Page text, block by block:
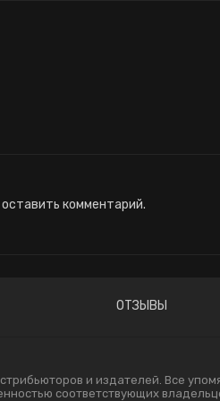
комментарий.
ОТЗЫВЫ
и издателей. Все
соответствующих